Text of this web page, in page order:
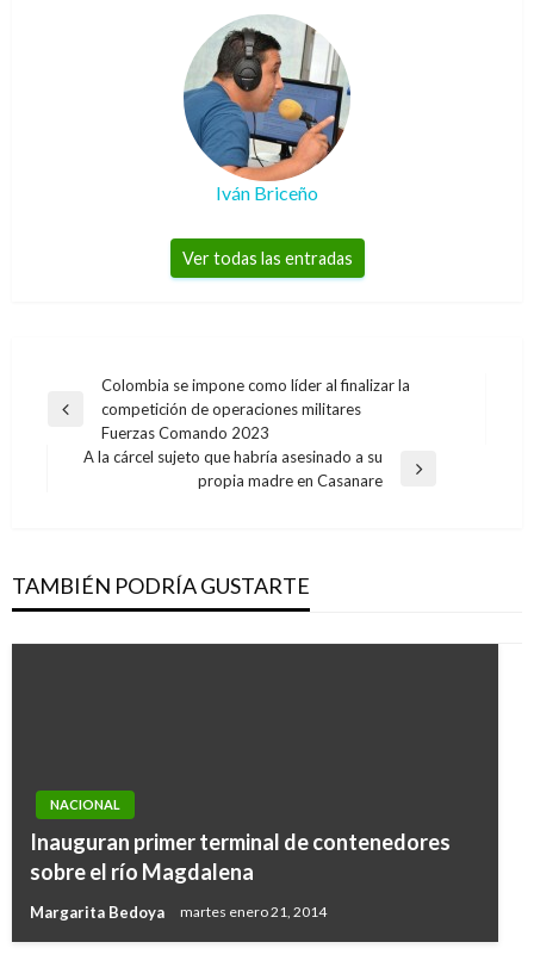
Iván Briceño
Ver todas las entradas
Navegación
de
entradas
Entrada
anterior
Colombia se impone como líder al finalizar la
competición de operaciones militares
Fuerzas Comando 2023
A la cárcel sujeto que habría asesinado a su
propia madre en Casanare
TAMBIÉN PODRÍA GUSTARTE
NACIONAL
Inauguran primer terminal de contenedores
sobre el río Magdalena
Margarita Bedoya martes enero 21, 2014
NACIONAL